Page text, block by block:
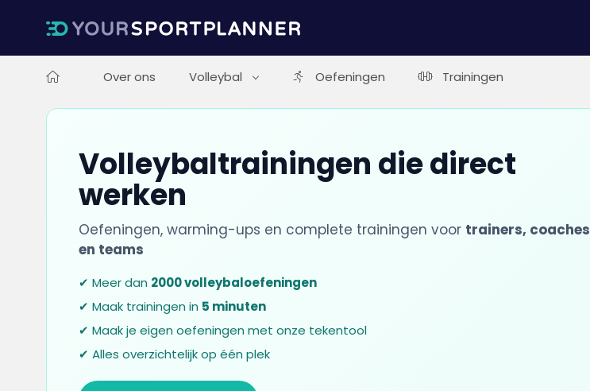
Over ons Volleybal Oefeningen Trainingen
Volleybaltrainingen die direct
werken
Oefeningen, warming-ups en complete trainingen voor trainers, coaches
en teams
✔ Meer dan 2000 volleybaloefeningen
✔ Maak trainingen in 5 minuten
✔ Maak je eigen oefeningen met onze tekentool
✔ Alles overzichtelijk op één plek